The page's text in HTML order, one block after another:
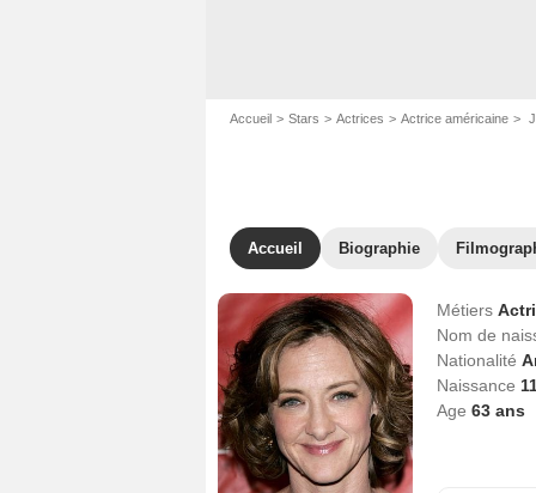
Accueil Stars Actrices Actrice américaine
Accueil Biographie
Métiers
Nom de
Nationalité
Naissance
Age 63ans